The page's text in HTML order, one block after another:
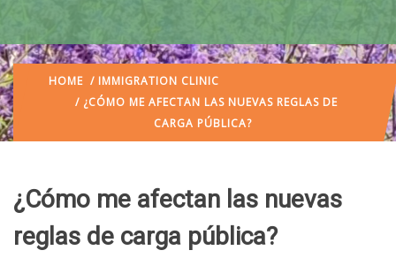
HOME / IMMIGRATION CLINIC
/ ¿CÓMO ME AFECTAN LAS NUEVAS REGLAS DE
CARGA PÚBLICA?
¿Cómo me afectan las nuevas
reglas de carga pública?